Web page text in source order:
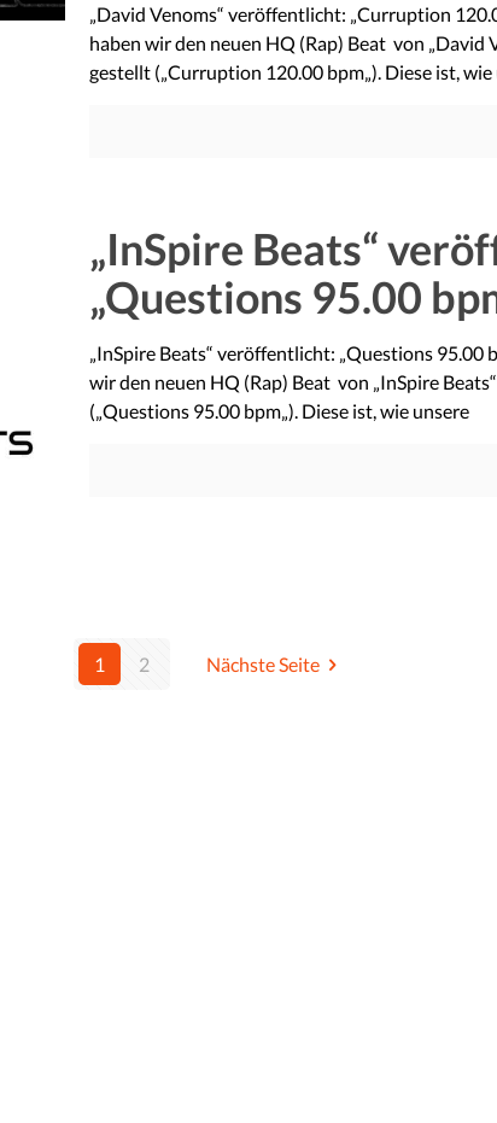
„David Venoms“ veröffentlicht: „Curruption
haben wir den neuen HQ (Rap) Beat von „David
gestellt („Curruption 120.00 bpm„). Diese ist, wie
„InSpire Beats“
„Questions 95.00
„InSpire Beats“ veröffentlicht: „Questions 95.00
wir den neuen HQ (Rap) Beat von „InSpire
(„Questions 95.00 bpm„). Diese ist, wie unsere
1 2 Nächste Seite